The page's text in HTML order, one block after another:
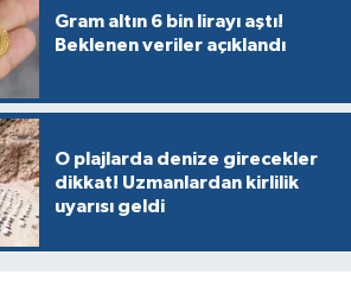
Gram altın 6 bin lirayı aştı!
Beklenen veriler açıklandı
O plajlarda denize girecekler
dikkat! Uzmanlardan kirlilik
uyarısı geldi